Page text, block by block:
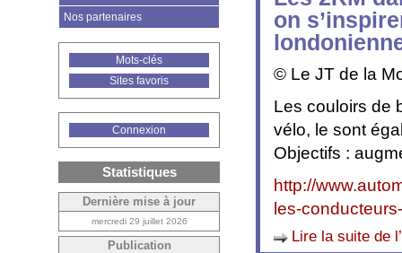
on
© Le JT de la
Les couloirs de
vélo, le sont
Objectifs :
http://
les-
Lire la suite de
Nos partenaires
Mots-clés
Sites favoris
Connexion
Statistiques
Dernière mise à jour
mercredi 29 juillet 2026
Publication